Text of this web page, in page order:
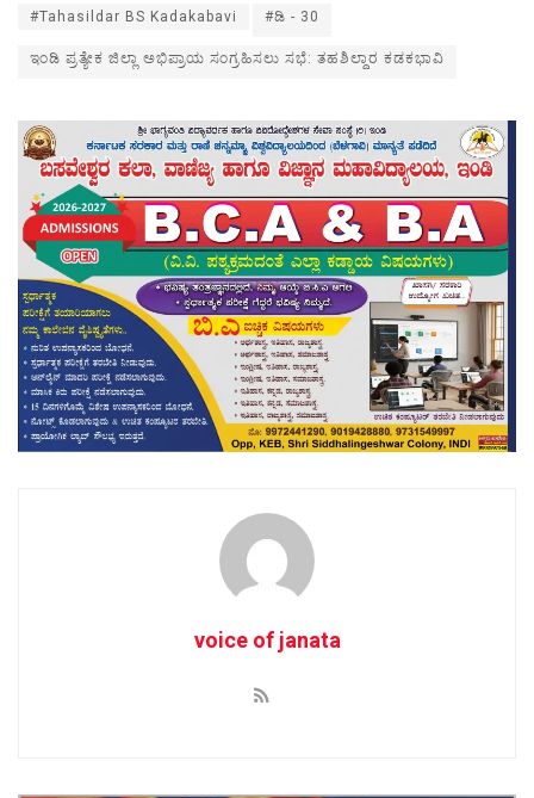
#Tahasildar BS Kadakabavi #ಡಿ - 30
ಇಂಡಿ ಪ್ರತ್ಯೇಕ ಜಿಲ್ಲಾ ಅಭಿಪ್ರಾಯ ಸಂಗ್ರಹಿಸಲು ಸಭೆ: ತಹಶಿಲ್ದಾರ ಕಡಕಭಾವಿ
voice of janata